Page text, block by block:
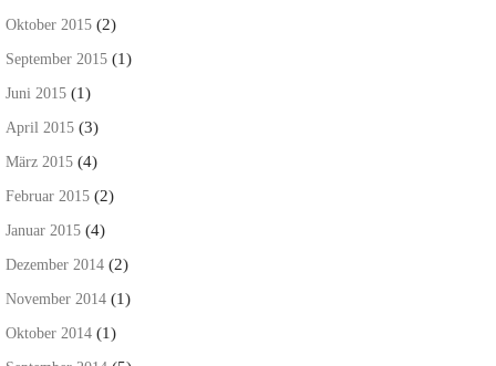
Oktober 2015 (2)
September 2015 (1)
Juni 2015 (1)
April 2015 (3)
März 2015 (4)
Februar 2015 (2)
Januar 2015 (4)
Dezember 2014 (2)
November 2014 (1)
Oktober 2014 (1)